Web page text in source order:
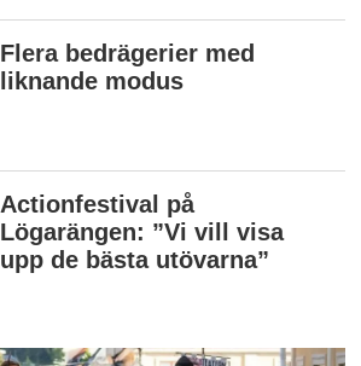
Flera bedrägerier med
liknande modus
Actionfestival på
Lögarängen: ”Vi vill visa
upp de bästa utövarna”